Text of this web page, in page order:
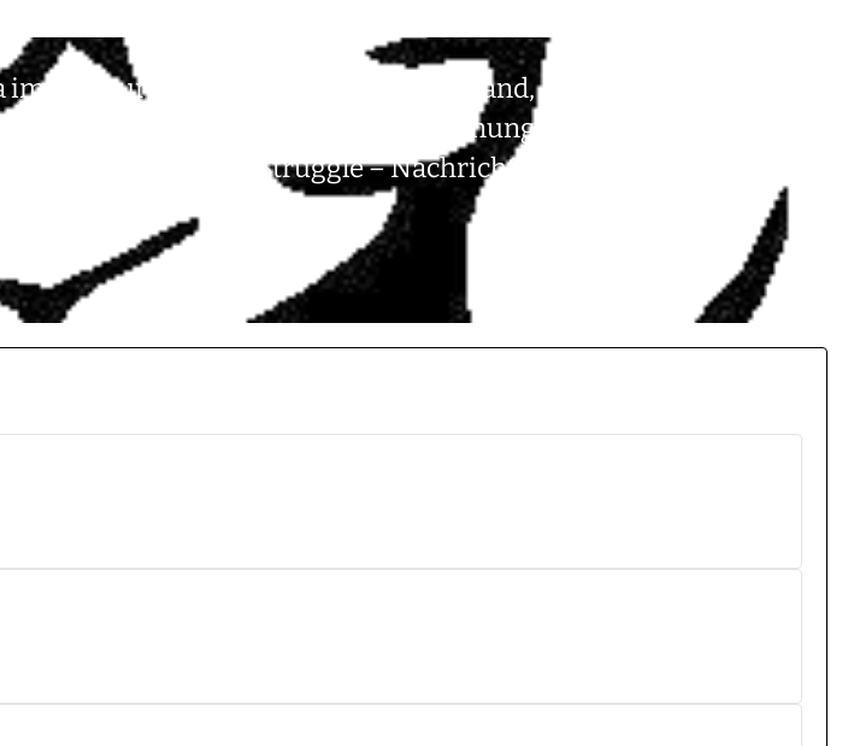
nur im Knast“ Du bist Deutschland, „… ich bin
„Die Widersprüche sind die Hoffnung“ Kolumne Durruti
blauen Limette Struggle – Nachrichten von der